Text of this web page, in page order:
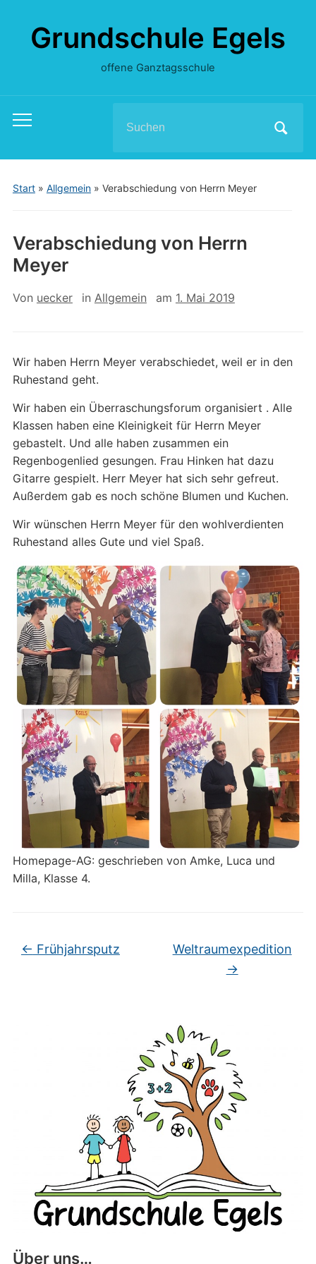
Grundschule Egels
offene Ganztagsschule
Toggle
menu
for:
Start» Allgemein» Verabschiedung von Herrn Meyer
Über uns…
Verabschiedung von Herrn
Meyer
Von uecker in Allgemein am 1. Mai 2019
Wir haben Herrn Meyer verabschiedet, weil er in den
Ruhestand geht.
Wir haben ein Überraschungsforum organisiert . Alle
Klassen haben eine Kleinigkeit für Herrn Meyer
gebastelt. Und alle haben zusammen ein
Regenbogenlied gesungen. Frau Hinken hat dazu
Gitarre gespielt. Herr Meyer hat sich sehr gefreut.
Außerdem gab es noch schöne Blumen und Kuchen.
Wir wünschen Herrn Meyer für den wohlverdienten
Ruhestand alles Gute und viel Spaß.
Homepage-AG: geschrieben von Amke, Luca und
Milla, Klasse 4.
← Frühjahrsputz
Weltraumexpedition
→